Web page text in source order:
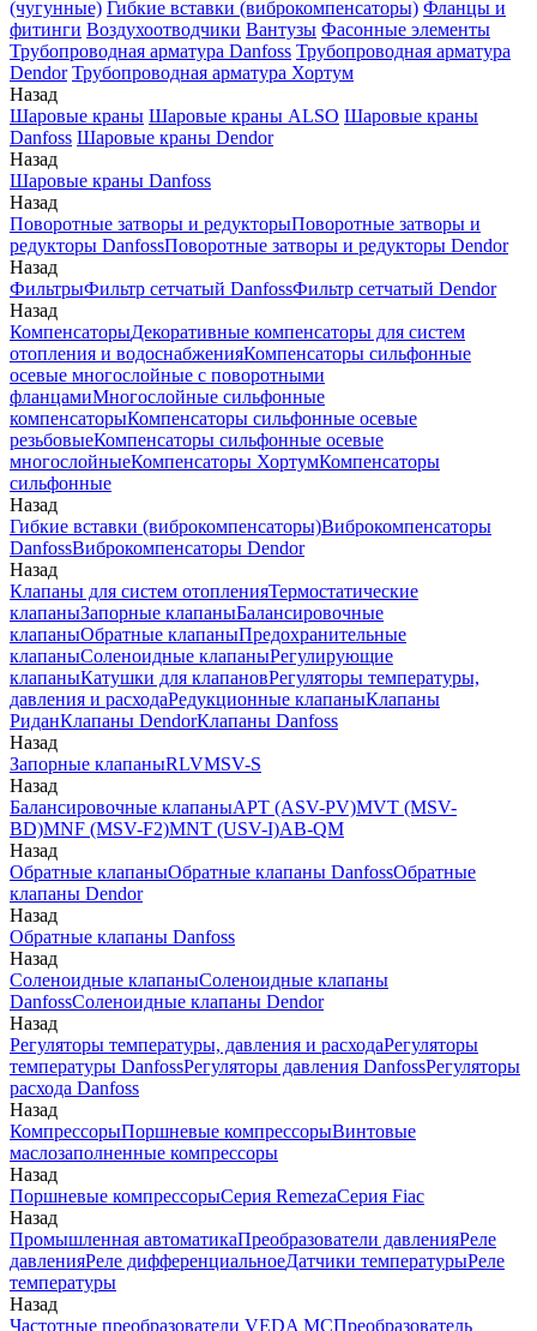
(чугунные) Гибкие вставки (виброкомпенсаторы) Фланцы и
фитинги Воздухоотводчики Вантузы Фасонные элементы
Трубопроводная арматура Danfoss Трубопроводная арматура
Dendor Трубопроводная арматура Хортум
Назад
Шаровые краны Шаровые краны ALSO Шаровые краны
Danfoss Шаровые краны Dendor
Назад
Шаровые краны Danfoss
Назад
Поворотные затворы и редукторыПоворотные затворы и
редукторы DanfossПоворотные затворы и редукторы Dendor
Назад
ФильтрыФильтр сетчатый DanfossФильтр сетчатый Dendor
Назад
КомпенсаторыДекоративные компенсаторы для систем
отопления и водоснабженияКомпенсаторы сильфонные
осевые многослойные с поворотными
фланцамиМногослойные сильфонные
компенсаторыКомпенсаторы сильфонные осевые
резьбовыеКомпенсаторы сильфонные осевые
многослойныеКомпенсаторы ХортумКомпенсаторы
сильфонные
Назад
Гибкие вставки (виброкомпенсаторы)Виброкомпенсаторы
DanfossВиброкомпенсаторы Dendor
Назад
Клапаны для систем отопленияТермостатические
клапаныЗапорные клапаныБалансировочные
клапаныОбратные клапаныПредохранительные
клапаныСоленоидные клапаныРегулирующие
клапаныКатушки для клапановРегуляторы температуры,
давления и расходаРедукционные клапаныКлапаны
РиданКлапаны DendorКлапаны Danfoss
Назад
Запорные клапаныRLVMSV-S
Назад
Балансировочные клапаныAPT (ASV-PV)MVT (MSV-
BD)MNF (MSV-F2)MNT (USV-I)AB-QM
Назад
Обратные клапаныОбратные клапаны DanfossОбратные
клапаны Dendor
Назад
Обратные клапаны Danfoss
Назад
Соленоидные клапаныСоленоидные клапаны
DanfossСоленоидные клапаны Dendor
Назад
Регуляторы температуры, давления и расходаРегуляторы
температуры DanfossРегуляторы давления DanfossРегуляторы
расхода Danfoss
Назад
КомпрессорыПоршневые компрессорыВинтовые
маслозаполненные компрессоры
Назад
Поршневые компрессорыСерия RemezaСерия Fiac
Назад
Промышленная автоматикаПреобразователи давленияРеле
давленияРеле дифференциальноеДатчики температурыРеле
температуры
Назад
Частотные преобразователи VEDA MCПреобразователь